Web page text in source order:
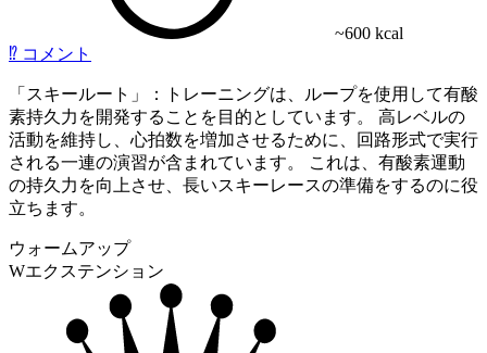
~600 kcal
⁉️ コメント
「スキールート」：トレーニングは、ループを使用して有酸
素持久力を開発することを目的としています。 高レベルの
活動を維持し、心拍数を増加させるために、回路形式で実行
される一連の演習が含まれています。 これは、有酸素運動
の持久力を向上させ、長いスキーレースの準備をするのに役
立ちます。
ウォームアップ
Wエクステンション